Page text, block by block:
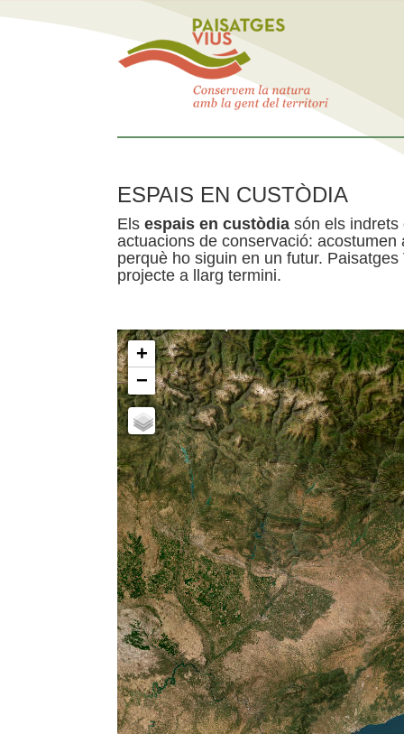
ESPAIS EN CUSTÒDIA
Els espais en custòdia són els indrets
actuacions de conservació:
perquè ho siguin en un futur.
projecte a llarg termini.
+
−